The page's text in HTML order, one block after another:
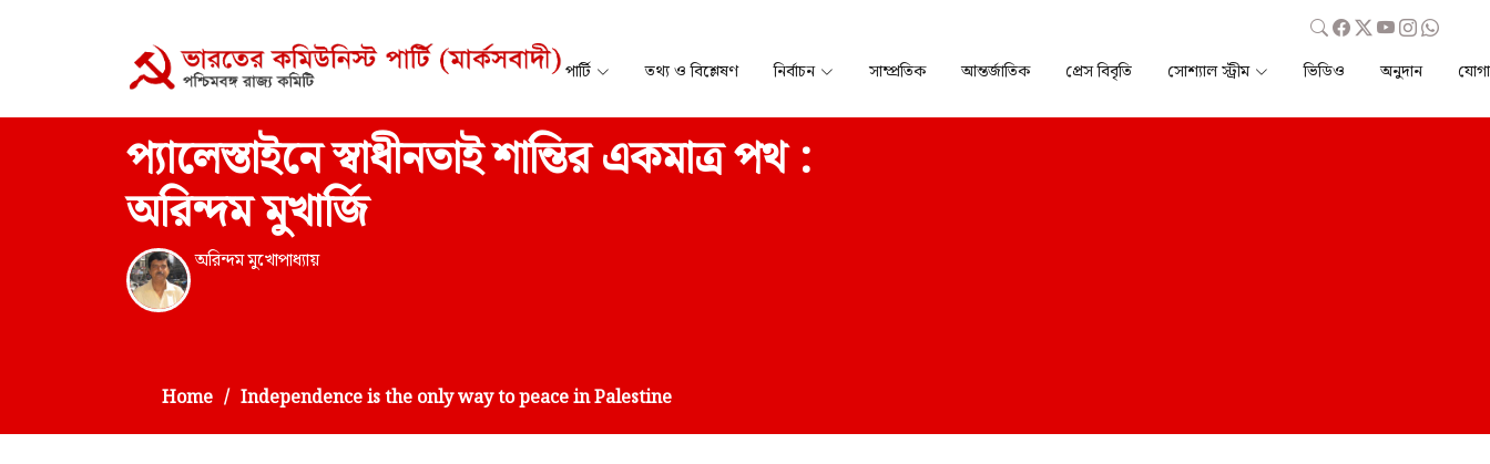
পার্টি তথ্য ও বিশ্লেষণ নির্বাচন সাম্প্রতিক আন্তর্জাতিক প্রেস বিবৃতি সোশ্যাল স্ট্রীম ভিডিও অনুদান
প্যালেস্তাইনে স্বাধীনতাই শান্তির একমাত্র পথ :
অরিন্দম মুখার্জি
অরিন্দম মুখোপাধ্যায়
Home Independence is the only way to peace in Palestine